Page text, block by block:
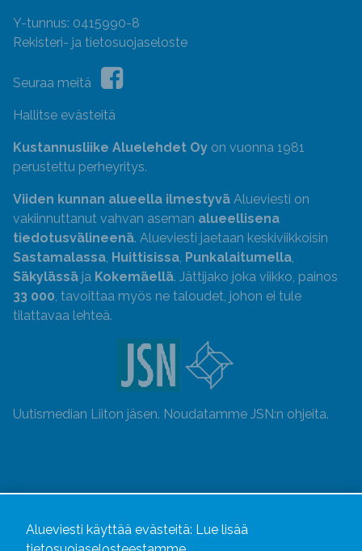
Y-tunnus: 0415990-8
Rekisteri- ja tietosuojaseloste
Seuraa meitä
Hallitse evästeitä
Kustannusliike Aluelehdet Oy on vuonna 1981
perustettu perheyritys.
Viiden kunnan alueella ilmestyvä Alueviesti on
vakiinnuttanut vahvan aseman alueellisena
tiedotusvälineenä. Alueviesti jaetaan keskiviikkoisin
Sastamalassa Huittisissa Punkalaitumella
Säkylässä ja Kokemäellä. Jättijako joka viikko, painos
33 000 , tavoittaa myös ne taloudet, johon ei tule
tilattavaa lehteä.
Uutismedian Liiton jäsen. Noudatamme JSN:n ohjeita.
Alueviesti käyttää evästeitä: Lue lisää